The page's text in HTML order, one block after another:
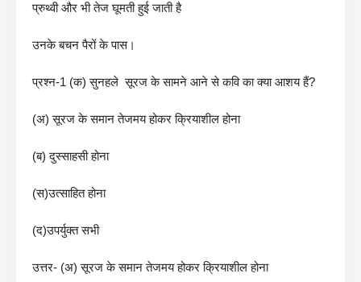
प्रुथ्वी और भी तेज घूमती हुई जाती है
उनके बचन पैरों के पास।
प्रश्न-1 (क) सुनहले सूरज के सामने आने से कवि का क्या आशय हैं?
(अ) सूरज के समान तेजमय होकर क्रियाशील होना
(ब) दुस्साहसी होना
(स)उत्साहित होना
(द)उपर्युक्त सभी
उत्तर- (अ) सूरज के समान तेजमय होकर क्रियाशील होना